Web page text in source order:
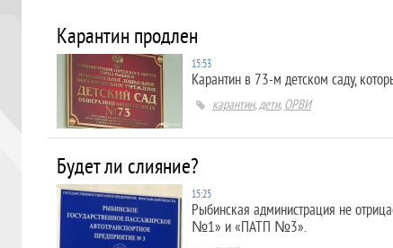
Карантин продлен
15:53
Карантин в 73-м детском саду,
карантин,дети, ОРВИ
Будет ли слияние?
15:25
Рыбинская администрация не
№1» и «ПАТП №3».